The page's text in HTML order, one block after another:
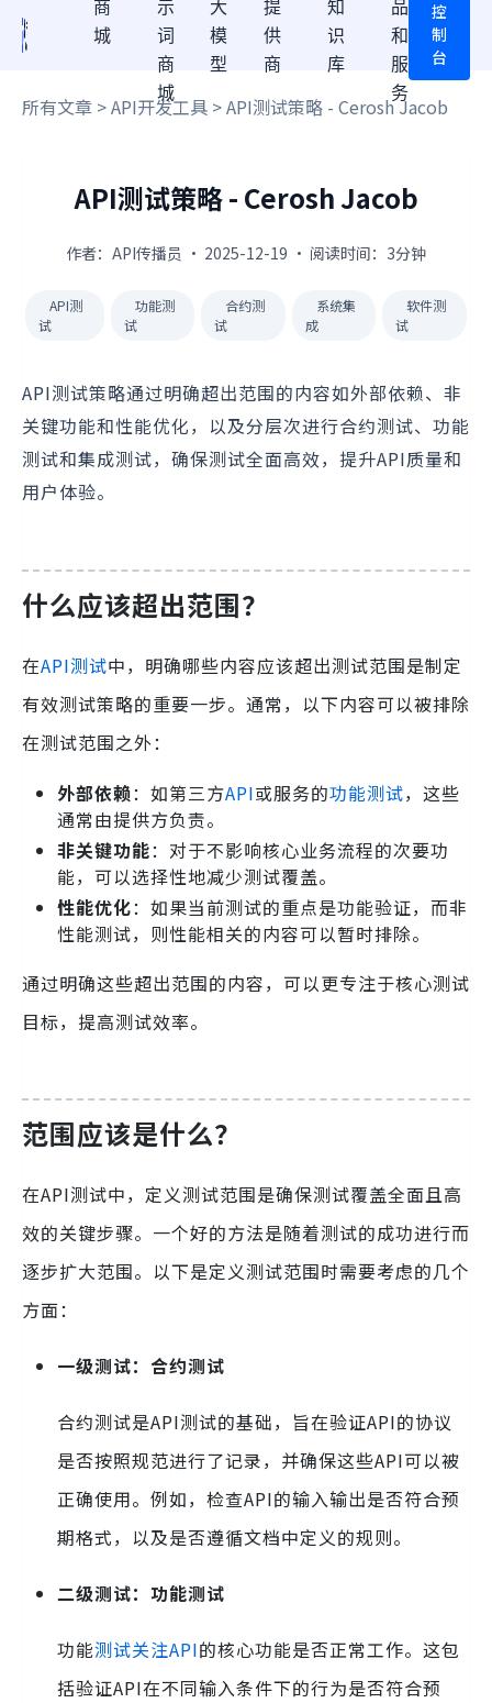
商
城
示
词
商
城
大
模
型
提
供
商
知
识
库
品
和
服
务
控
制
台
所有文章 >API开发工具 > API测试策略 - Cerosh Jacob
API测试策略 - Cerosh Jacob
作者：API传播员 · 2025-12-19 · 阅读时间：3分钟
API测
试
功能测
试
合约测
试
系统集
成
软件测
试
API测试策略通过明确超出范围的内容如外部依赖、非
关键功能和性能优化，以及分层次进行合约测试、功能
测试和集成测试，确保测试全面高效，提升API质量和
用户体验。
什么应该超出范围？
在API测试中，明确哪些内容应该超出测试范围是制定
有效测试策略的重要一步。通常，以下内容可以被排除
在测试范围之外：
外部依赖：如第三方API或服务的功能测试，这些
通常由提供方负责。
非关键功能：对于不影响核心业务流程的次要功
能，可以选择性地减少测试覆盖。
性能优化：如果当前测试的重点是功能验证，而非
性能测试，则性能相关的内容可以暂时排除。
通过明确这些超出范围的内容，可以更专注于核心测试
目标，提高测试效率。
范围应该是什么？
在API测试中，定义测试范围是确保测试覆盖全面且高
效的关键步骤。一个好的方法是随着测试的成功进行而
逐步扩大范围。以下是定义测试范围时需要考虑的几个
方面：
一级测试：合约测试
合约测试是API测试的基础，旨在验证API的协议
是否按照规范进行了记录，并确保这些API可以被
正确使用。例如，检查API的输入输出是否符合预
期格式，以及是否遵循文档中定义的规则。
二级测试：功能测试
功能测试关注API的核心功能是否正常工作。这包
括验证API在不同输入条件下的行为是否符合预